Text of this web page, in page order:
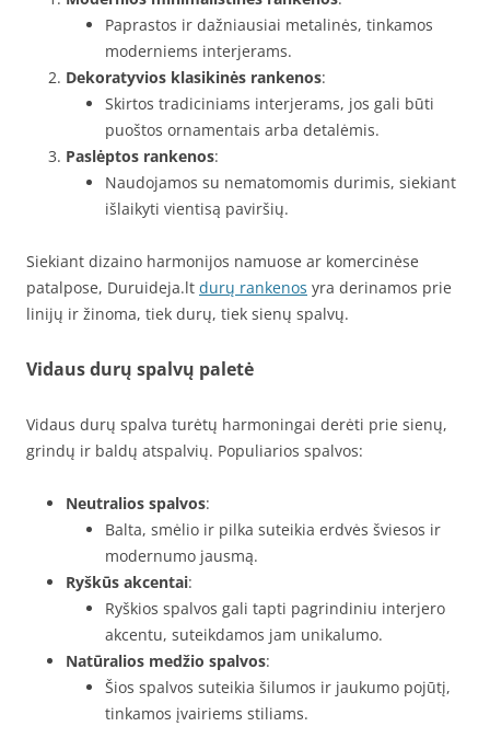
Paprastos ir dažniausiai metalinės, tinkamos
moderniems interjerams.
Dekoratyvios klasikinės rankenos:
Skirtos tradiciniams interjerams, jos gali būti
puoštos ornamentais arba detalėmis.
Paslėptos rankenos:
Naudojamos su nematomomis durimis, siekiant
išlaikyti vientisą paviršių.
Siekiant dizaino harmonijos namuose ar komercinėse
patalpose, Duruideja.lt durų rankenos yra derinamos prie
linijų ir žinoma, tiek durų, tiek sienų spalvų.
Vidaus durų spalvų paletė
Vidaus durų spalva turėtų harmoningai derėti prie sienų,
grindų ir baldų atspalvių. Populiarios spalvos:
Neutralios spalvos:
Balta, smėlio ir pilka suteikia erdvės šviesos ir
modernumo jausmą.
Ryškūs akcentai:
Ryškios spalvos gali tapti pagrindiniu interjero
akcentu, suteikdamos jam unikalumo.
Natūralios medžio spalvos:
Šios spalvos suteikia šilumos ir jaukumo pojūtį,
tinkamos įvairiems stiliams.